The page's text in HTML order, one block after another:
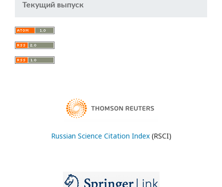
Текущий выпуск
Russian Science Citation Index(RSCI)